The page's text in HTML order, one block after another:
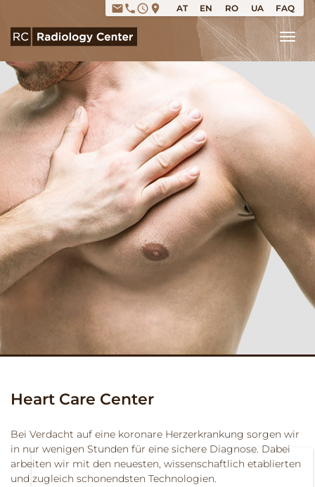
emailphoneaccess_time place AT EN RO UA FAQ
Heart Care Center
Bei Verdacht auf eine koronare Herzerkrankung sorgen wir
in nur wenigen Stunden für eine sichere Diagnose. Dabei
arbeiten wir mit den neuesten, wissenschaftlich etablierten
und zugleich schonendsten Technologien.